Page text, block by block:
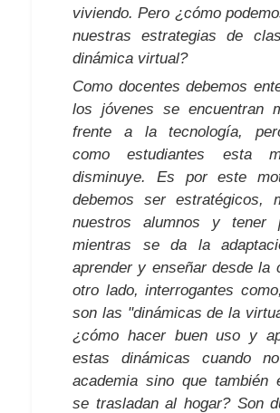
viviendo. Pero ¿cómo
nuestras estrategias de
dinámica virtual?
Como docentes debemos
los jóvenes se encuentran
frente a la tecnología,
como estudiantes esta
disminuye. Es por este
debemos ser estratégicos,
nuestros alumnos y tener
mientras se da la
aprender y enseñar desde la
otro lado, interrogantes
son las "dinámicas de la
¿cómo hacer buen uso y
estas dinámicas cuando
academia sino que también
se trasladan al hogar? Son